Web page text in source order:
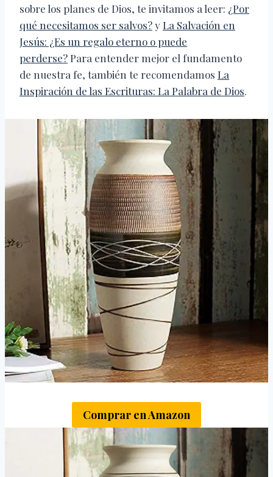
sobre los planes de Dios, te invitamos a leer: ¿Por
qué necesitamos ser salvos?yLa Salvación en
Jesús: ¿Es un regalo eterno o puede
perderse?Para entender mejor el fundamento
de nuestra fe, también te recomendamos La
Inspiración de las Escrituras: La Palabra de Dios.
Comprar en Amazon